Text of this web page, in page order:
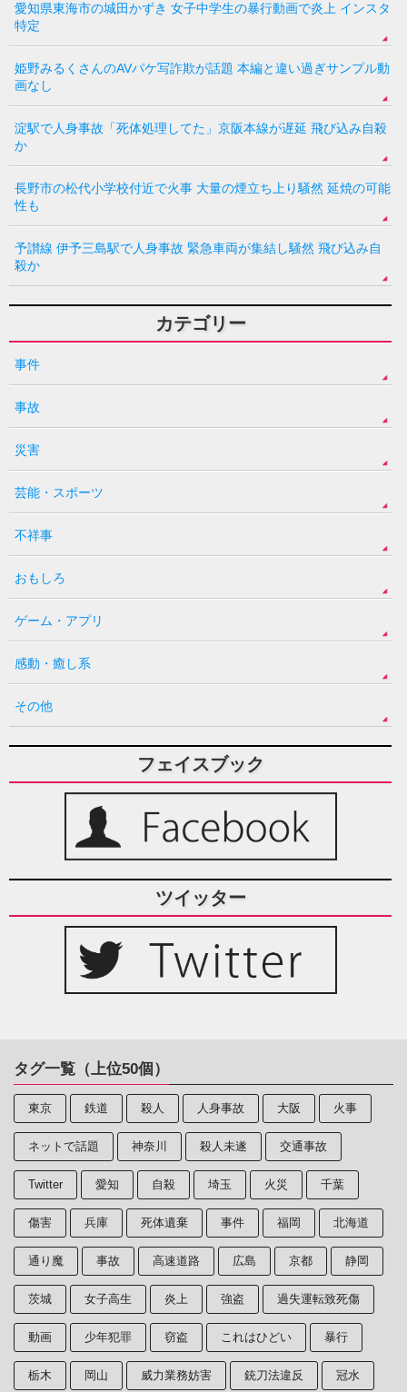
愛知県東海市の城田かずき 女子中学生の暴行動画で炎上 インスタ
特定
姫野みるくさんのAVパケ写詐欺が話題 本編と違い過ぎサンプル動
画なし
淀駅で人身事故「死体処理してた」京阪本線が遅延 飛び込み自殺
か
長野市の松代小学校付近で火事 大量の煙立ち上り騒然 延焼の可能
性も
予讃線 伊予三島駅で人身事故 緊急車両が集結し騒然 飛び込み自
殺か
カテゴリー
事件
事故
災害
芸能・スポーツ
不祥事
おもしろ
ゲーム・アプリ
感動・癒し系
その他
フェイスブック
ツイッター
タグ一覧（上位50個）
東京 鉄道 殺人 人身事故 大阪 火事
ネットで話題 神奈川 殺人未遂 交通事故
Twitter 愛知 自殺 埼玉 火災 千葉
傷害 兵庫 死体遺棄 事件 福岡 北海道
通り魔 事故 高速道路 広島 京都 静岡
茨城 女子高生 炎上 強盗 過失運転致死傷
動画 少年犯罪 窃盗 これはひどい 暴行
栃木 岡山 威力業務妨害 銃刀法違反 冠水